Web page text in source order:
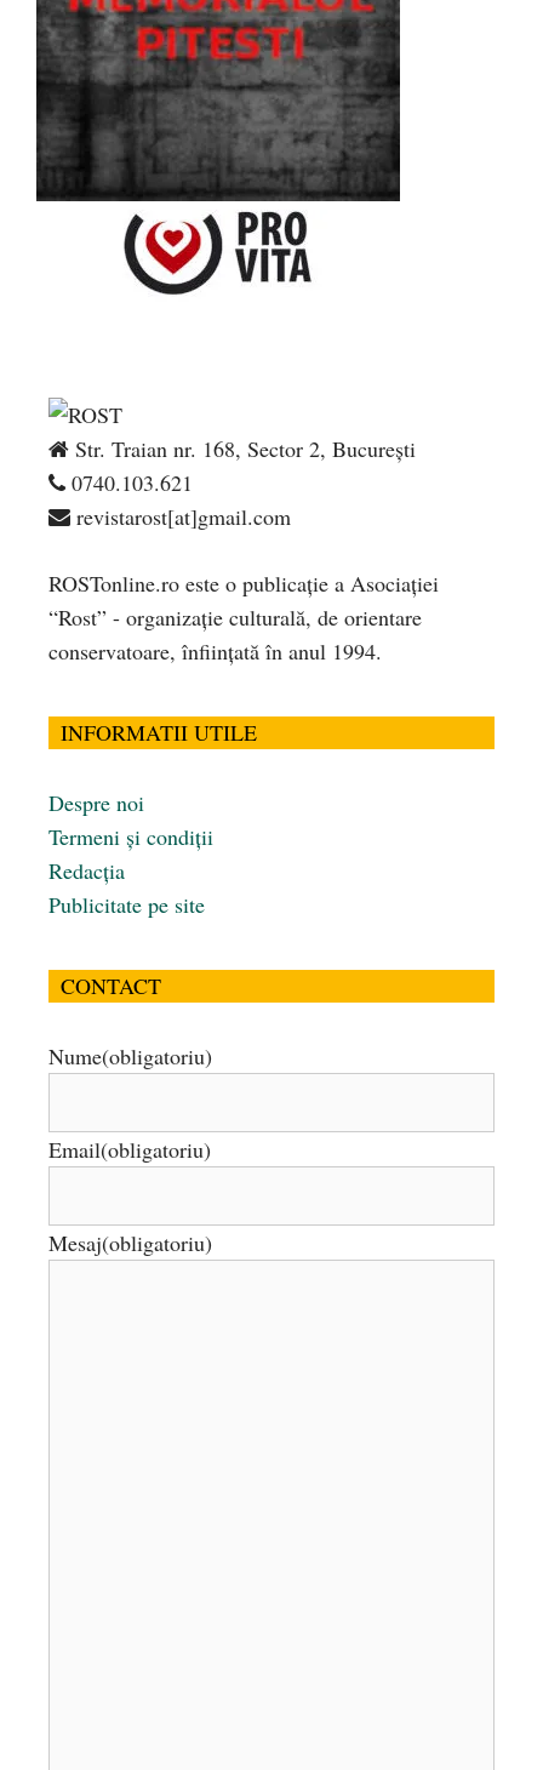
Str. Traian nr. 168, Sector 2, București
0740.103.621
revistarost[at]gmail.com
ROSTonline.ro este o publicaţie a Asociaţiei
“Rost” - organizaţie culturală, de orientare
conservatoare, înfiinţată în anul 1994.
INFORMATII UTILE
Despre noi
Termeni și condiții
Redacția
Publicitate pe site
CONTACT
Nume(obligatoriu)
Email(obligatoriu)
Mesaj(obligatoriu)